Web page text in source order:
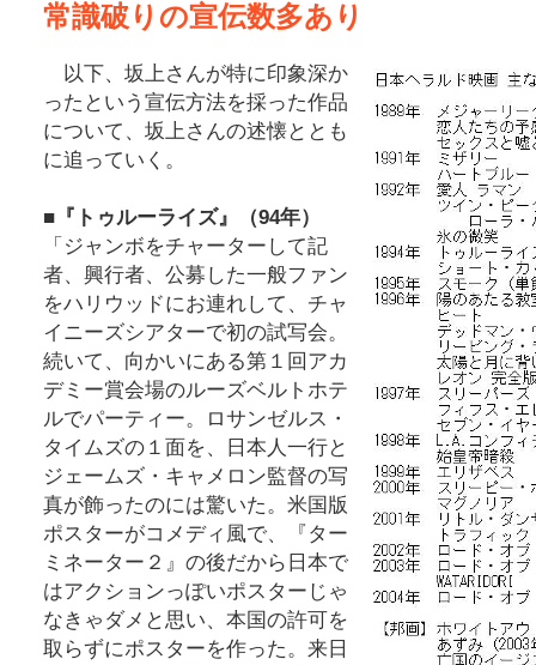
常識破りの宣伝数多あり
以下、坂上さんが特に印象深か
ったという宣伝方法を採った作品
について、坂上さんの述懐ととも
に追っていく。
■『トゥルーライズ』（94年）
「ジャンボをチャーターして記
者、興行者、公募した一般ファン
をハリウッドにお連れして、チャ
イニーズシアターで初の試写会。
続いて、向かいにある第１回アカ
デミー賞会場のルーズベルトホテ
ルでパーティー。ロサンゼルス・
タイムズの１面を、日本人一行と
ジェームズ・キャメロン監督の写
真が飾ったのには驚いた。米国版
ポスターがコメディ風で、『ター
ミネーター２』の後だから日本で
はアクションっぽいポスターじゃ
なきゃダメと思い、本国の許可を
取らずにポスターを作った。来日